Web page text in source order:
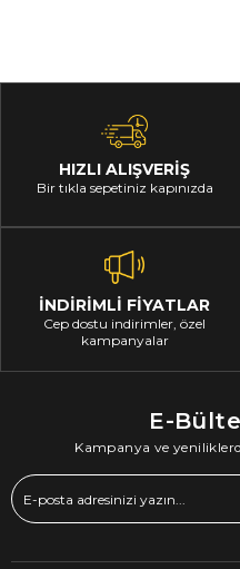
HIZLI ALIŞVERİŞ
Bir tıkla sepetiniz kapınızda
İNDİRİMLİ FİYATLAR
Cep dostu indirimler, özel
kampanyalar
E-
Kampanya ve